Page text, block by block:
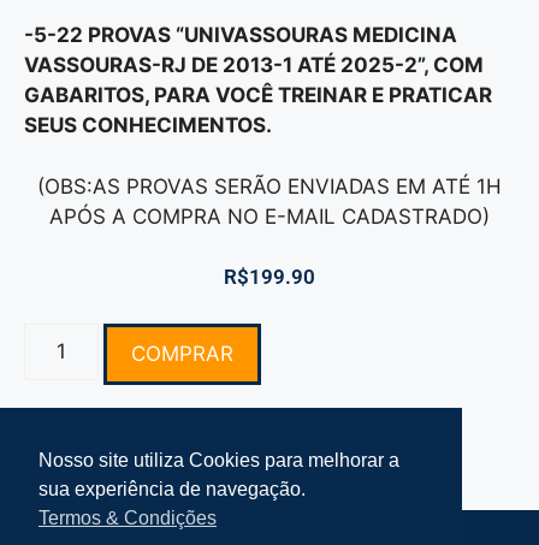
-5-22 PROVAS “UNIVASSOURAS MEDICINA
VASSOURAS-RJ DE 2013-1 ATÉ 2025-2”, COM
GABARITOS, PARA VOCÊ TREINAR E PRATICAR
SEUS CONHECIMENTOS.
(OBS:AS PROVAS SERÃO ENVIADAS EM ATÉ 1H
APÓS A COMPRA NO E-MAIL CADASTRADO)
R$199.90
COMPRAR
Nosso site utiliza Cookies para melhorar a
sua experiência de navegação.
Termos & Condições